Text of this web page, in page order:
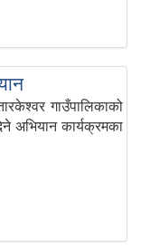
गाउँपालिकाको
अभियान कार्यक्रमका